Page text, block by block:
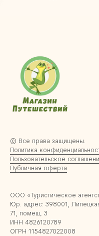
© Все права защищены.
Политика
Пользовательское
Публичная оферта
ООО «Туристическое
Юр. адрес: 398001,
71, помещ. 3
ИНН 4826120789
ОГРН 1154827022008